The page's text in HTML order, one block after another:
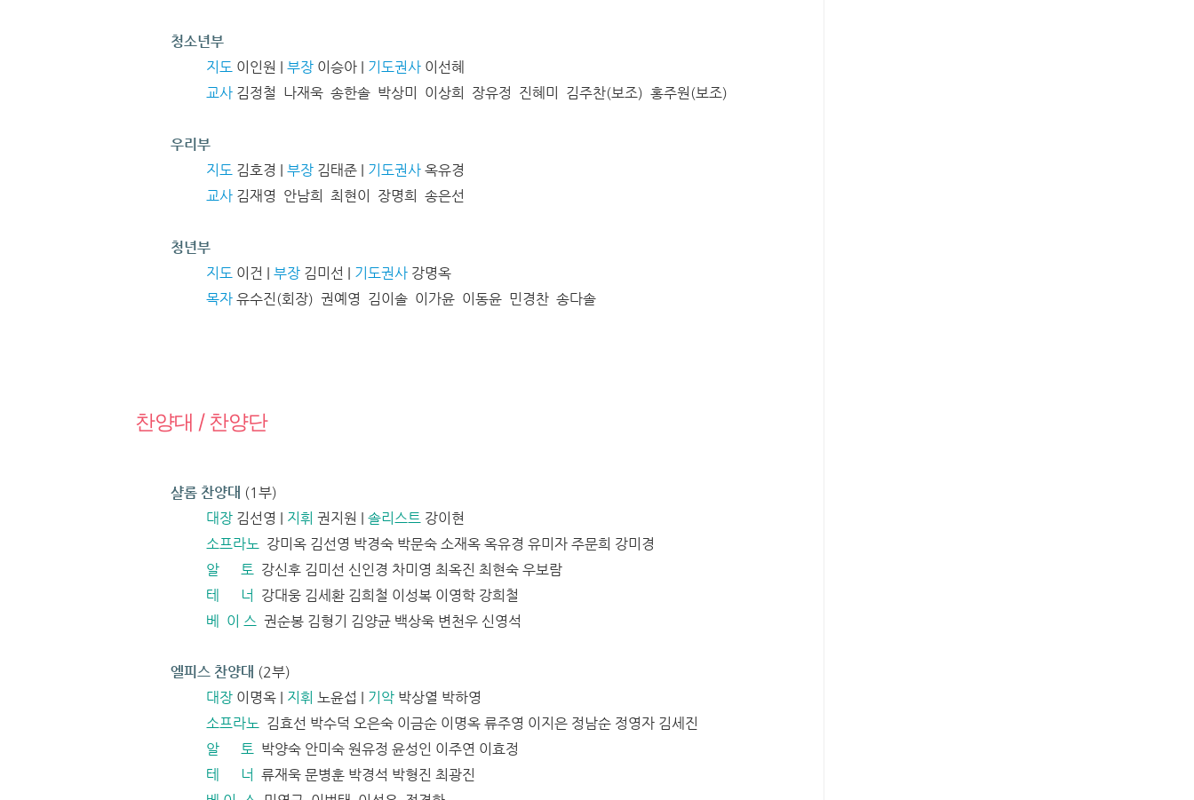
청소년부
지도 이인원 | 부장 이승아 | 기도권사 이선혜
교사 김정철 나재욱 송한솔 박상미 이상희 장유정 진혜미 김주찬(보조) 홍주원(보조)
우리부
지도 김호경 | 부장 김태준 | 기도권사 옥유경
교사 김재영 안남희 최현이 장명희 송은선
청년부
지도 이건 | 부장 김미선 | 기도권사 강명옥
목자 유수진(회장) 권예영 김이솔 이가윤 이동윤 민경찬 송다솔
찬양대 / 찬양단
샬롬 찬양대 (1부)
대장 김선영 | 지휘 권지원 | 솔리스트 강이현
소프라노 강미옥 김선영 박경숙 박문숙 소재옥 옥유경 유미자 주문희 강미경
알 토 강신후 김미선 신인경 차미영 최옥진 최현숙 우보람
테 너
강대웅 김세환 김희철 이성복 이영학 강희철
베 이 스 권순봉 김형기 김양균 백상욱 변천우 신영석
엘피스 찬양대 (2부)
대장 이명옥 | 지휘 노윤섭 | 기악 박상열 박하영
소프라노 김효선 박수덕 오은숙 이금순 이명옥 류주영 이지은 정남순 정영자 김세진
알 토 박양숙 안미숙 원유정 윤성인 이주연 이효정
테 너 류재욱 문병훈 박경석 박형진 최광진